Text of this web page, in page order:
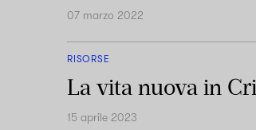
07 marzo 2022
RISORSE
La vita nuova in
15 aprile 2023